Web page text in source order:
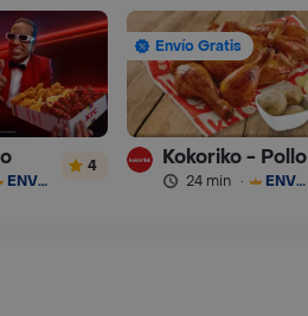
ENVÍO GRATIS
4
Envío Gratis
Kokoriko - Pollo
24 min · ENVÍO GRATIS